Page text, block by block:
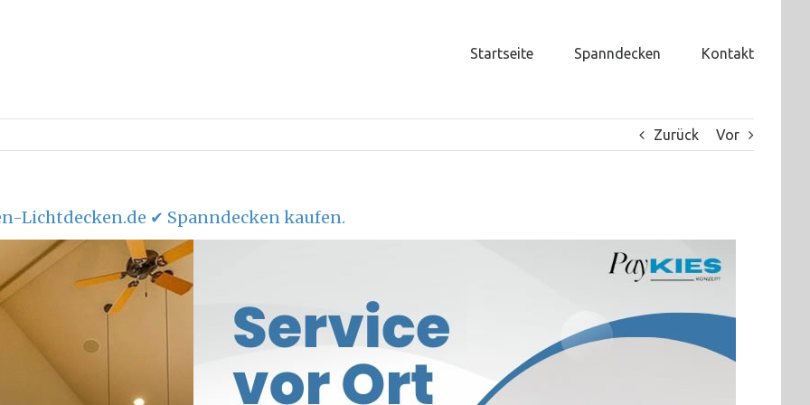
Startseite Spanndecken Kontakt
Zurück Vor
Lichtdecken.de ✔ Spanndecken kaufen.